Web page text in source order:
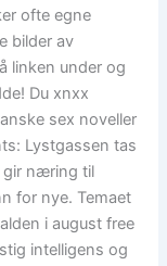
ofte egne
bilder av
linken under og
Du xnxx
sex noveller
Lystgassen tas
gir næring til
for nye. Temaet
i august free
intelligens og